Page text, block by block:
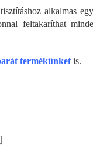
alkalmas egy
feltakaríthat
termékünket is.